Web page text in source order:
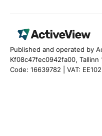
Published and operated by
Kf08c47fec0942fa00, Tallinn
Code: 16639782 | VAT: